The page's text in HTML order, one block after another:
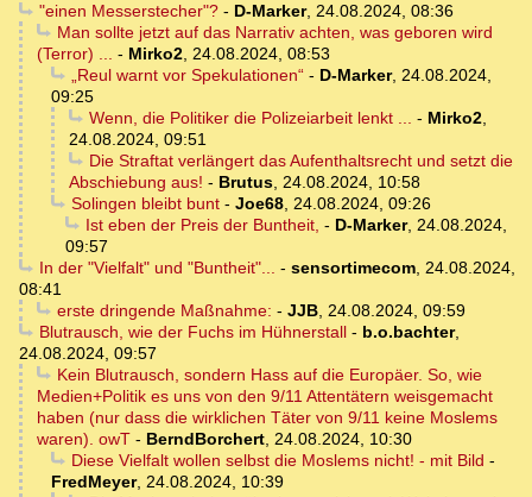
"einen Messerstecher"?- D-Marker, 24.08.2024, 08:36
Man sollte jetzt auf das Narrativ achten, was geboren wird
(Terror) ... - Mirko2, 24.08.2024, 08:53
„Reul warnt vor Spekulationen“- D-Marker, 24.08.2024,
09:25
Wenn, die Politiker die Polizeiarbeit lenkt ... - Mirko2,
24.08.2024, 09:51
Die Straftat verlängert das Aufenthaltsrecht und setzt die
Abschiebung aus! - Brutus, 24.08.2024, 10:58
Solingen bleibt bunt- Joe68, 24.08.2024, 09:26
Ist eben der Preis der Buntheit, - D-Marker, 24.08.2024,
09:57
In der "Vielfalt" und "Buntheit"... - sensortimecom, 24.08.2024,
08:41
erste dringende Maßnahme: - JJB, 24.08.2024, 09:59
Blutrausch, wie der Fuchs im Hühnerstall- b.o.bachter,
24.08.2024, 09:57
Kein Blutrausch, sondern Hass auf die Europäer. So, wie
Medien+Politik es uns von den 9/11 Attentätern weisgemacht
haben (nur dass die wirklichen Täter von 9/11 keine Moslems
waren). owT - BerndBorchert, 24.08.2024, 10:30
Diese Vielfalt wollen selbst die Moslems nicht! - mit Bild -
FredMeyer, 24.08.2024, 10:39